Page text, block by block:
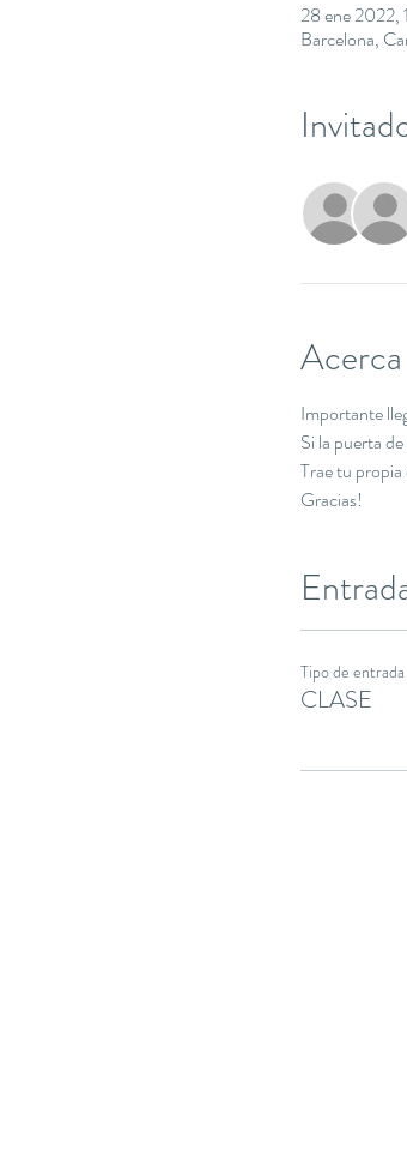
28 ene
Barcelona,
Importante
Si la puerta
Trae tu
Gracias!
Tipo de entrada
CLASE